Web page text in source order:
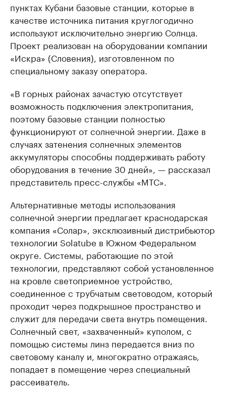
пунктах Кубани базовые станции, которые в
качестве источника питания круглогодично
используют исключительно энергию Солнца.
Проект реализован на оборудовании компании
«Искра» (Словения), изготовленном по
специальному заказу оператора.
«В горных районах зачастую отсутствует
возможность подключения электропитания,
поэтому базовые станции полностью
функционируют от солнечной энергии. Даже в
случаях затенения солнечных элементов
аккумуляторы способны поддерживать работу
оборудования в течение 30 дней», — рассказал
представитель пресс-службы «МТС».
Альтернативные методы использования
солнечной энергии предлагает краснодарская
компания «Солар», эксклюзивный дистрибьютор
технологии Solatube в Южном Федеральном
округе. Системы, работающие по этой
технологии, представляют собой установленное
на кровле светоприемное устройство,
соединенное с трубчатым световодом, который
проходит через подкрышное пространство и
служит для передачи света внутрь помещения.
Солнечный свет, «захваченный» куполом, с
помощью системы линз передается вниз по
световому каналу и, многократно отражаясь,
попадает в помещение через специальный
рассеиватель.